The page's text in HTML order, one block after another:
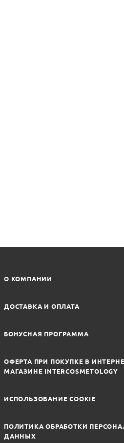
О КОМПАНИИ
ДОСТАВКА И ОПЛАТА
БОНУСНАЯ ПРОГРАММА
ОФЕРТА ПРИ ПОКУПКЕ В
МАГАЗИНЕ INTERCOSMETOLOGY
ИСПОЛЬЗОВАНИЕ COOKIE
ПОЛИТИКА ОБРАБОТКИ
ДАННЫХ